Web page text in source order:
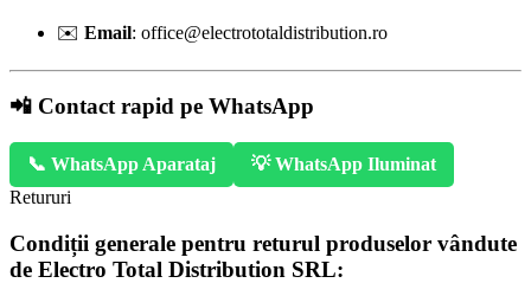
✉️ Email: office@electrototaldistribution.ro
📲 Contact rapid pe WhatsApp
📞 WhatsApp Aparataj
💡 WhatsApp Iluminat
Retururi
Condiții generale pentru returul produselor vândute
de Electro Total Distribution SRL: